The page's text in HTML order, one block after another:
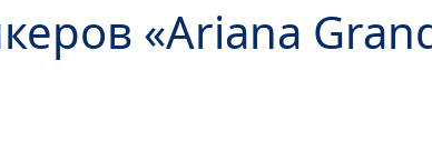
«Ariana